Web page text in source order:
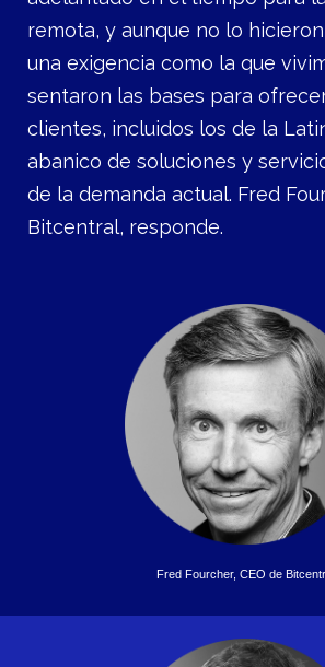
remota, y aunque no lo
una exigencia como la que
sentaron las bases para
clientes, incluidos los de la
abanico de soluciones y
de la demanda actual. Fred
Bitcentral, responde.
Fred Fourcher, CEO de